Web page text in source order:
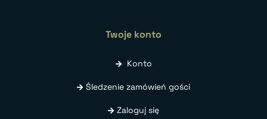
Twoje konto
Konto
Śledzenie zamówień gości
Zaloguj się